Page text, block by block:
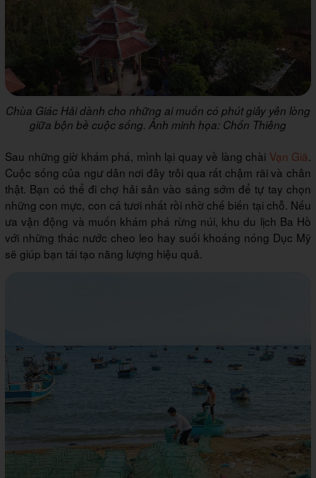
Chùa Giác Hải dành cho những ai muốn có phút giây yên lòng
giữa bộn bề cuộc sống. Ảnh minh họa: Chốn Thiêng
Sau những giờ khám phá, mình lại quay về làng chài Vạn Giã.
Cuộc sống của ngư dân nơi đây trôi qua rất chậm rãi và chân
thật. Bạn có thể đi chợ hải sản vào sáng sớm để tự tay chọn
những con mực, con cá tươi nhất rồi nhờ chế biến tại chỗ. Nếu
ưa vận động và muốn khám phá rừng núi, khu du lịch Ba Hồ
với những thác nước cheo leo hay suối khoáng nóng Dục Mỹ
sẽ giúp bạn tái tạo năng lượng hiệu quả.